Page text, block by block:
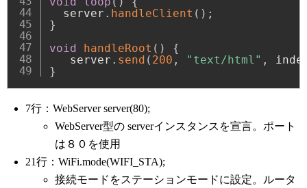
  server
. handleClient ( ) ;
}
void
handleRoot ( )
{
   server
. send ( 200 , "text/html" ,
}
7行：WebServer server(80);
WebServer型の serverインスタンスを宣言。ポート
は８０を使用
21行：WiFi.mode(WIFI_STA);
接続モードをステーションモードに設定。ルータ